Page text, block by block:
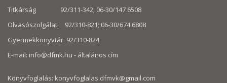
Titkárság 92/311-342; 06-30/147 6508
Olvasószolgálat: 92/310-821; 06-30/674 6808
Gyermekkönyvtár: 92/310-824
E-mail: info@dfmk.hu - általános cím
Könyvfoglalás: konyvfoglalas.dfmvk@gmail.com